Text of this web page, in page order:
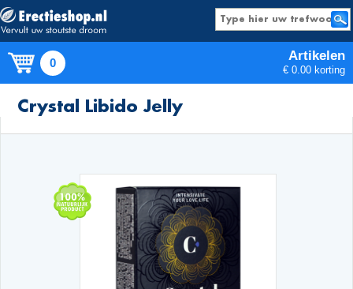
0 Artikelen
€ 0.00 korting
Producten
Crystal Libido Jelly